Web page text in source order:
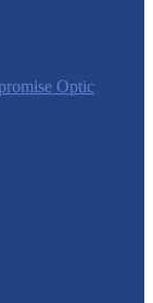
Optic